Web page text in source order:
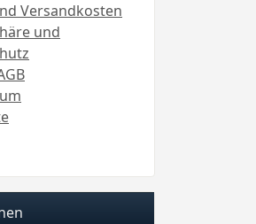
Versandkosten
und